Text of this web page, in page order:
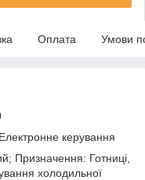
Оплата Умови
керування
Призначення: Готниці,
холодильної